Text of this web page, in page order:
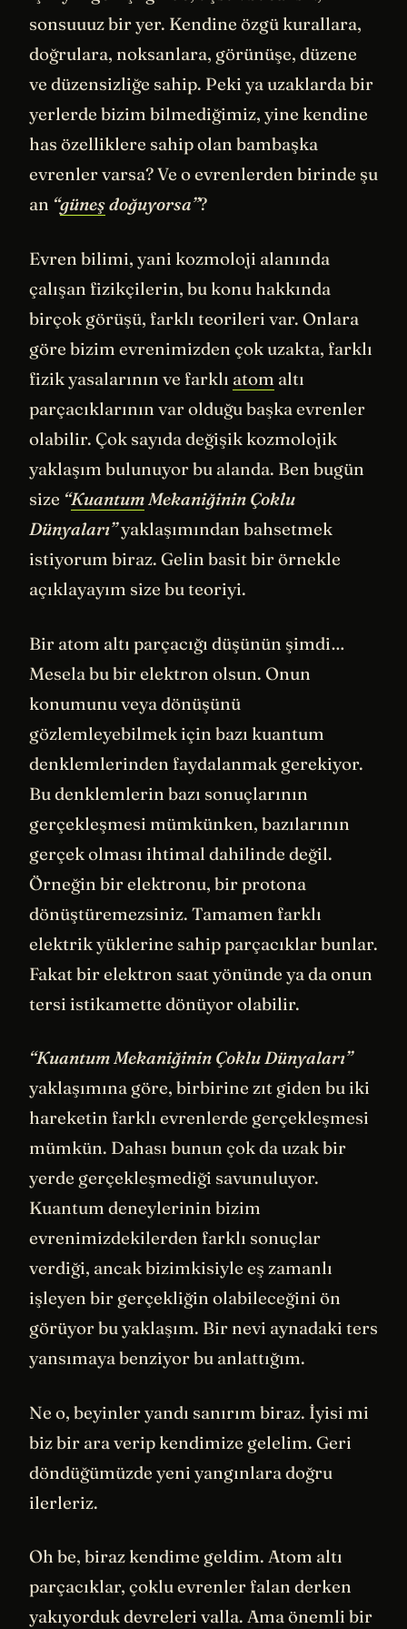
sonsuuuz bir yer. Kendine özgü kurallara,
doğrulara, noksanlara, görünüşe, düzene
ve düzensizliğe sahip. Peki ya uzaklarda bir
yerlerde bizim bilmediğimiz, yine kendine
has özelliklere sahip olan bambaşka
evrenler varsa? Ve o evrenlerden birinde şu
an “güneşdoğuyorsa”?
Evren bilimi, yani kozmoloji alanında
çalışan fizikçilerin, bu konu hakkında
birçok görüşü, farklı teorileri var. Onlara
göre bizim evrenimizden çok uzakta, farklı
fizik yasalarının ve farklı atom altı
parçacıklarının var olduğu başka evrenler
olabilir. Çok sayıda değişik kozmolojik
yaklaşım bulunuyor bu alanda. Ben bugün
size “KuantumMekaniğinin Çoklu
Dünyaları”yaklaşımından bahsetmek
istiyorum biraz. Gelin basit bir örnekle
açıklayayım size bu teoriyi.
Bir atom altı parçacığı düşünün şimdi…
Mesela bu bir elektron olsun. Onun
konumunu veya dönüşünü
gözlemleyebilmek için bazı kuantum
denklemlerinden faydalanmak gerekiyor.
Bu denklemlerin bazı sonuçlarının
gerçekleşmesi mümkünken, bazılarının
gerçek olması ihtimal dahilinde değil.
Örneğin bir elektronu, bir protona
dönüştüremezsiniz. Tamamen farklı
elektrik yüklerine sahip parçacıklar bunlar.
Fakat bir elektron saat yönünde ya da onun
tersi istikamette dönüyor olabilir.
“Kuantum Mekaniğinin Çoklu Dünyaları”
yaklaşımına göre, birbirine zıt giden bu iki
hareketin farklı evrenlerde gerçekleşmesi
mümkün. Dahası bunun çok da uzak bir
yerde gerçekleşmediği savunuluyor.
Kuantum deneylerinin bizim
evrenimizdekilerden farklı sonuçlar
verdiği, ancak bizimkisiyle eş zamanlı
işleyen bir gerçekliğin olabileceğini ön
görüyor bu yaklaşım. Bir nevi aynadaki ters
yansımaya benziyor bu anlattığım.
Ne o, beyinler yandı sanırım biraz. İyisi mi
biz bir ara verip kendimize gelelim. Geri
döndüğümüzde yeni yangınlara doğru
ilerleriz.
Oh be, biraz kendime geldim. Atom altı
parçacıklar, çoklu evrenler falan derken
yakıyorduk devreleri valla. Ama önemli bir